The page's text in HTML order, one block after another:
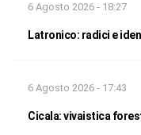
6 Agosto 2026 - 18:27
Latronico: radici e
6 Agosto 2026 - 17:43
Cicala: vivaistica